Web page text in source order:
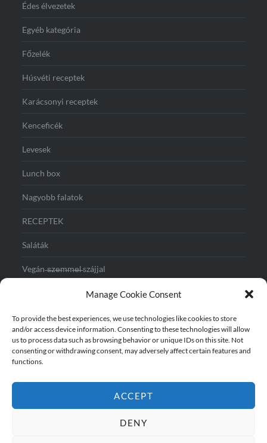
Manage Cookie Consent
To provide the best experiences, we use technologies like cookies to store
and/or access device information. Consenting to these technologies will allow
us to process data such as browsing behavior or unique IDs on this site. Not
consenting or withdrawing consent, may adversely affect certain features and
functions.
ACCEPT
DENY
Édes élvezetek
Egyéb kategória
Főzelék
Húsvéti receptek
Karácsonyi receptek
Kenceficék
Levesek
Lunch box
Nagyobb falatok
RECEPTEK
Saláták
Vegán ̶s̶z̶e̶m̶m̶e̶l̶ szájjal
Vendégváráshoz
Instagram